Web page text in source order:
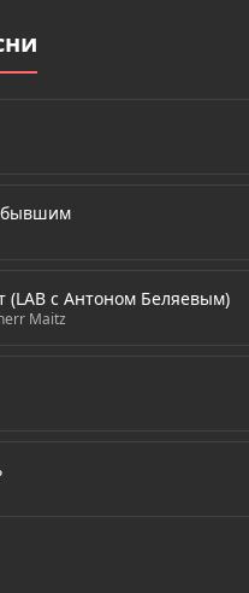
(LAB с Антоном Беляевым)
Maitz